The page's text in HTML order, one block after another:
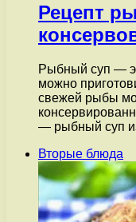
Рецепт
Рыбный суп —
можно
свежей рыбы
— рыбный суп
Вторые блюда